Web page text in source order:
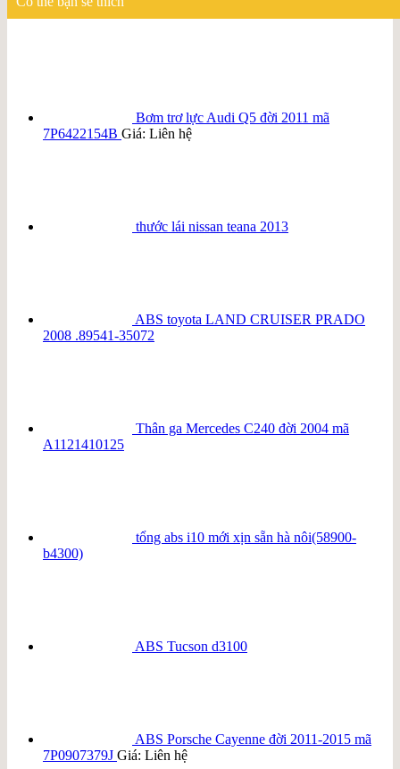
Bơm trơ lực Audi Q5 đời 2011 mã
7P6422154B Giá: Liên hệ
thước lái nissan teana 2013
ABS toyota LAND CRUISER PRADO
2008 .89541-35072
Thân ga Mercedes C240 đời 2004 mã
A1121410125
tổng abs i10 mới xịn sẵn hà nôi(58900-
b4300)
ABS Tucson d3100
ABS Porsche Cayenne đời 2011-2015 mã
7P0907379J Giá: Liên hệ